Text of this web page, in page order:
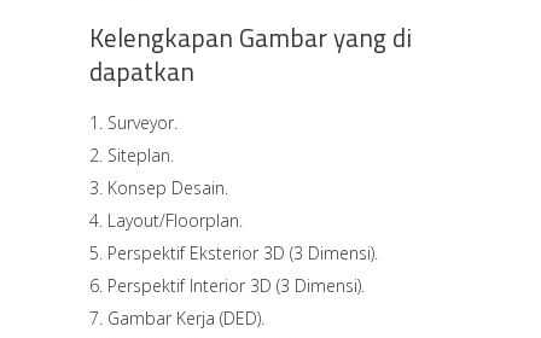
Kelengkapan Gambar yang di
dapatkan
Surveyor.
Siteplan.
Konsep Desain.
Layout/Floorplan.
Perspektif Eksterior 3D (3 Dimensi).
Perspektif Interior 3D (3 Dimensi).
Gambar Kerja (DED).